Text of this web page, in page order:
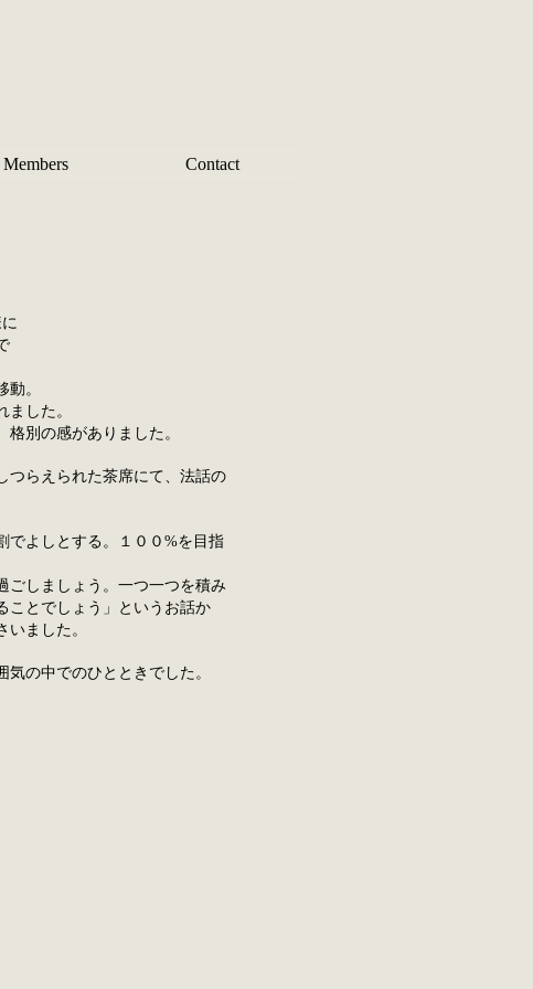
Members Contact
。
した。
別の感がありました。
つらえられた茶席にて、法話の
でよしとする。１００%を目指
ごしましょう。一つ一つを積み
ことでしょう」というお話か
ました。
の中でのひとときでした。